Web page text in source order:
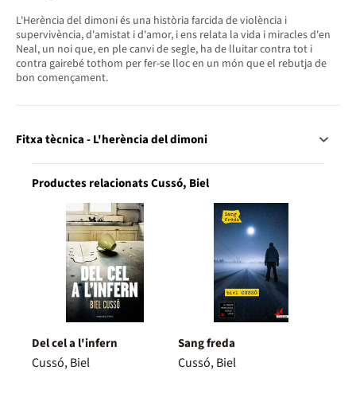
L'Herència del dimoni és una història farcida de violència i
supervivència, d'amistat i d'amor, i ens relata la vida i miracles d'en
Neal, un noi que, en ple canvi de segle, ha de lluitar contra tot i
contra gairebé tothom per fer-se lloc en un món que el rebutja de
bon començament.
Fitxa tècnica - L'herència del dimoni
Productes relacionats Cussó, Biel
Del cel a l'infern
Cussó, Biel
Sang freda
Cussó, Biel